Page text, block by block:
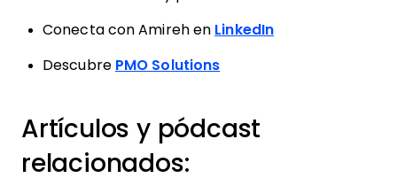
Conecta con Amireh en LinkedIn
Descubre PMO Solutions
Artículos y pódcast
relacionados: